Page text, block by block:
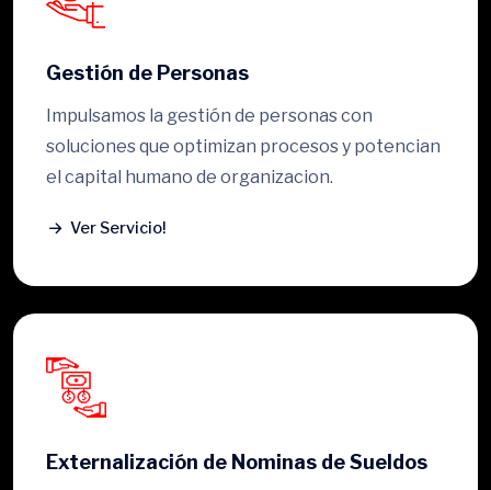
Gestión de Personas
Impulsamos la gestión de personas con
soluciones que optimizan procesos y potencian
el capital humano de organizacion.
Ver Servicio!
Externalización de Nominas de Sueldos